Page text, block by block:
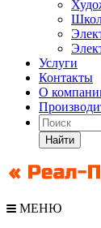
Услуги
Контакты
О
Найти
МЕНЮ